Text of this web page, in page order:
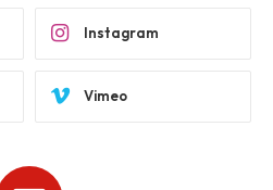
Instagram
Vimeo